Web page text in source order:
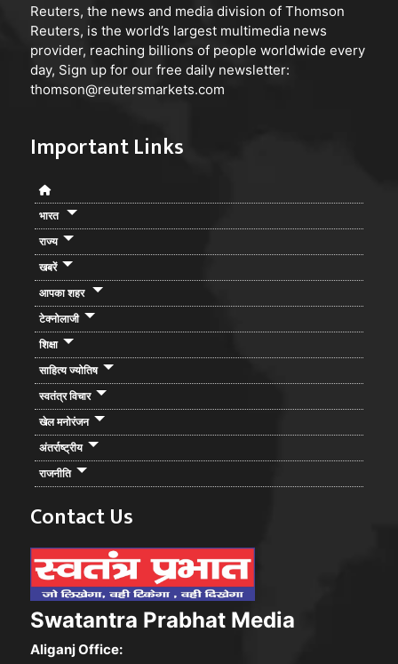
Reuters, the news and media division of Thomson
Reuters, is the world’s largest multimedia news
provider, reaching billions of people worldwide every
day, Sign up for our free daily newsletter:
thomson@reutersmarkets.com
Important Links
भारत
राज्य
खबरें
आपका शहर
टेक्नोलाजी
शिक्षा
साहित्य ज्योतिष
स्वतंत्र विचार
खेल मनोरंजन
अंतर्राष्ट्रीय
राजनीति
Contact Us
Swatantra Prabhat Media
Aliganj Office: